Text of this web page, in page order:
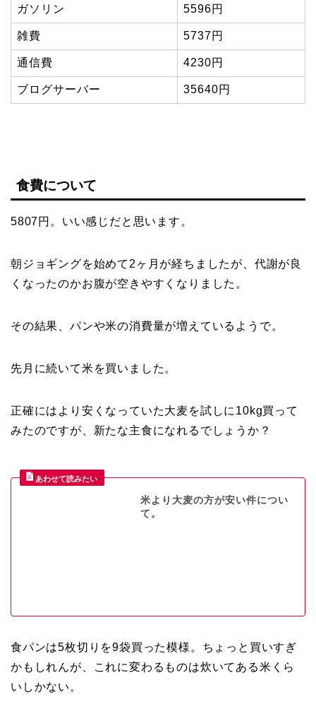
ガソリン 5596円
雑費 5737円
通信費 4230円
ブログサーバー 35640円
食費について
5807円。いい感じだと思います。
朝ジョギングを始めて2ヶ月が経ちましたが、代謝が良
くなったのかお腹が空きやすくなりました。
その結果、パンや米の消費量が増えているようで。
先月に続いて米を買いました。
正確にはより安くなっていた大麦を試しに10kg買って
みたのですが、新たな主食になれるでしょうか？
米より大麦の方が安い件につい
て。
食パンは5枚切りを9袋買った模様。ちょっと買いすぎ
かもしれんが、これに変わるものは炊いてある米くら
いしかない。